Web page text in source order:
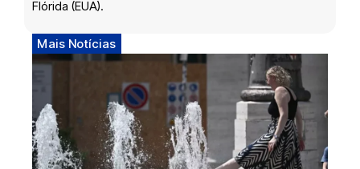
Flórida (EUA).
Mais Notícias